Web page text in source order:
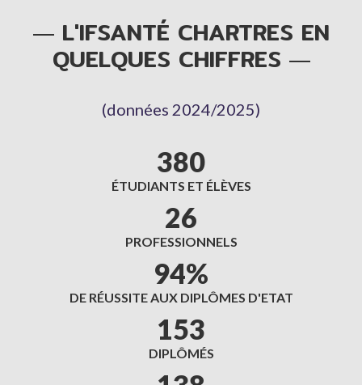
L'IFSANTÉ CHARTRES EN
QUELQUES CHIFFRES
(données 2024/2025)
380
ÉTUDIANTS ET ÉLÈVES
26
PROFESSIONNELS
94%
DE RÉUSSITE AUX DIPLÔMES D'ETAT
153
DIPLÔMÉS